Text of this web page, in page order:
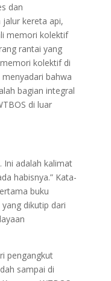
dan
kereta api,
memori kolektif
rantai yang
kolektif di
bahwa
bagian integral
di luar
Ini adalah kalimat
habisnya.” Kata-
buku
dikutip dari
pengangkut
sampai di